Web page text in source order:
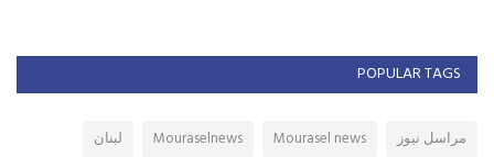
POPULAR TAGS
مراسل نيوز Mourasel news
Mouraselnews
لبنان